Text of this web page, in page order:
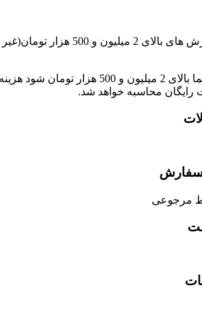
ارسال رایگان برای سفارش های بالای 2 میلیون و 500 هزار تومان(غیر
چنانچه جمع سبد خرید شما بالای 2 میلیون و 500 هزار تومان شود هزینه
محاسبه خواهد شد.